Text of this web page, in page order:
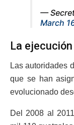
—
March
La ejecución
Las autoridades
que se han
evolucionado
Del 2008 al